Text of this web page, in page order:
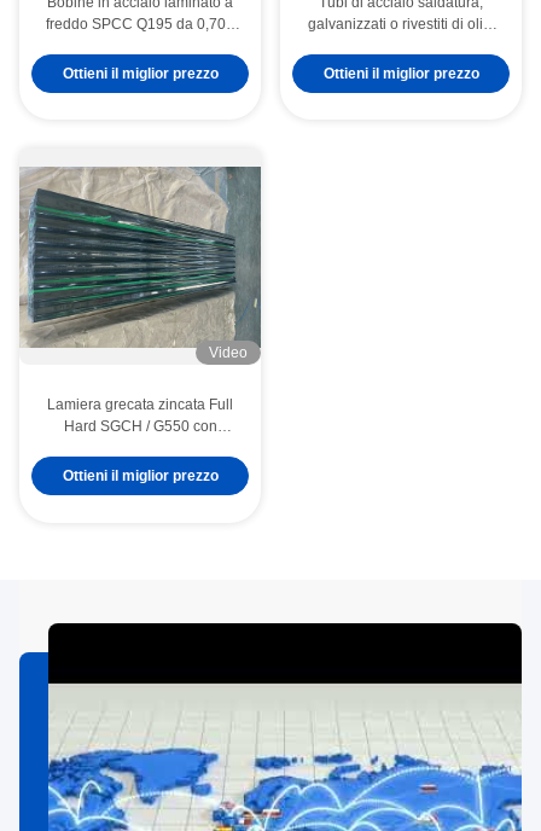
freddo SPCC Q195 da 0,70–
nera e ID bobina da 508 mm
per applicazioni di mobili,
Ottieni il miglior prezzo
galvanizzati o rivestiti di olio,
Ottieni il miglior prezzo
Video
Lamiera grecata zincata Full
Hard SGCH / G550 con
275 g/m² per sistemi di
coperture e pareti industriali
Ottieni il miglior prezzo